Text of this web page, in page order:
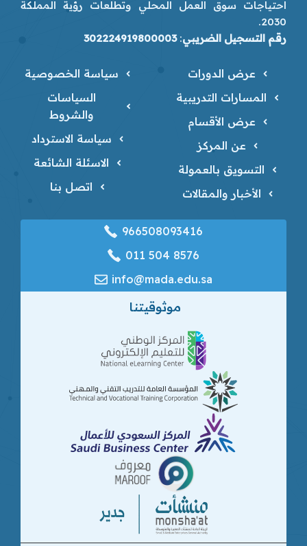
احتياجات سوق العمل المحلي وتطلعات رؤية المملكة
2030.
رقم التسجيل الضريبي:
302224919800003
عرض الدورات
المسارات التدريبية
عرض الأقسام
عن المركز
التسويق بالعمولة
الأخبار والمقالات
سياسة الخصوصية
السياسات
والشروط
سياسة الاسترداد
الاسئلة الشائعة
اتصل بنا
966508093416
‎011 504 8576
info@mada.edu.sa
موثوقيتنا